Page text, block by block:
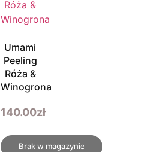
Umami
Peeling
Róża &
Winogrona
140.00zł
Brak w magazynie